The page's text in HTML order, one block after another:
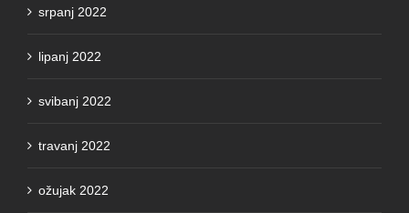
srpanj 2022
lipanj 2022
svibanj 2022
travanj 2022
ožujak 2022